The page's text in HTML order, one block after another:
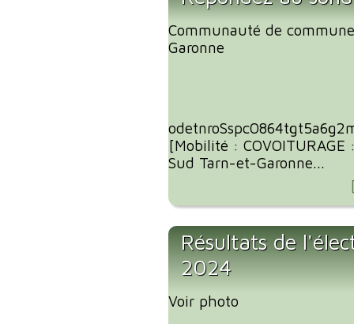
Communauté de
Garonne
[Mobilité : COVOITURAGE
Sud Tarn-et-Garonne...
Résultats de
2024
Voir photo